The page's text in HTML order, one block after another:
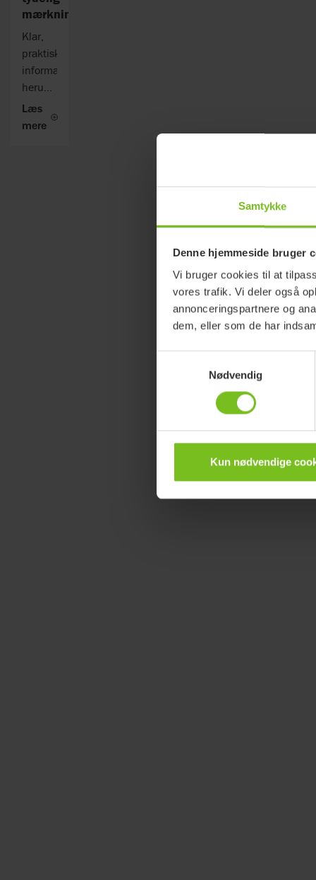
Samtykke
Denne hjemmeside bruger
Vi bruger cookies til at
vores trafik. Vi deler også
annonceringspartnere og
dem, eller som de har
Nødvendig
Kun nødvendige
mærkning
Klar,
praktisk
information,
herunder
vaskeanvisninger
og
Læs
mere